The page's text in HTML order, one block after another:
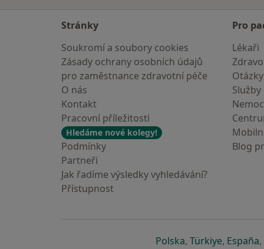
Stránky
Soukromí a soubory cookies
Zásady ochrany osobních údajů
pro zaměstnance zdravotní péče
O nás
Kontakt
Pracovní příležitosti
Hledáme nové kolegy!
Podmínky
Partneři
Jak řadíme výsledky vyhledávání?
Přístupnost
Pro
Lékaři
Služby
Blog
Polskase otevře v nové
, Türkiyese
, España,